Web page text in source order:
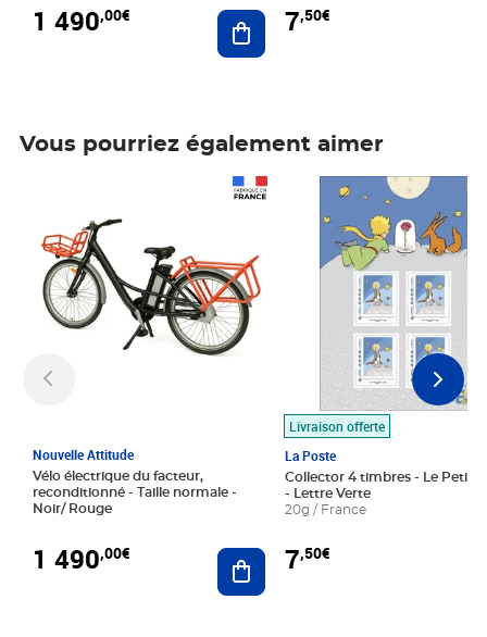
1 490,00€ Ajouter au panier
7,50€
Vous pourriez également aimer
Nouvelle Attitude
Vélo électrique du facteur,
reconditionné - Taille normale -
Noir/ Rouge
1 490,00€ Ajouter au panier
Livraison offerte
La Poste
Collector 4 timbres - Le Petit
- Lettre Verte
20g / France
7,50€
Prix 7,50€